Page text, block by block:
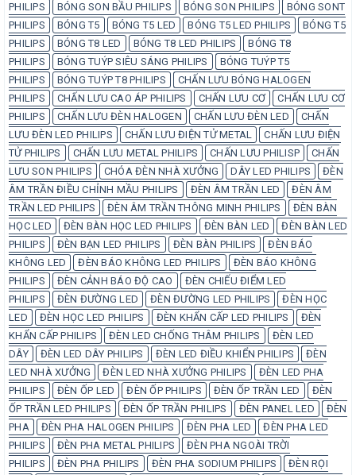
PHILIPS
BÓNG SON BẦU PHILIPS BÓNG SON PHILIPS
BÓNG SONT
PHILIPS
BÓNG T5 BÓNG T5 LED BÓNG T5 LED PHILIPS
BÓNG T5
PHILIPS
BÓNG T8 LED BÓNG T8 LED PHILIPS
BÓNG T8
PHILIPS
BÓNG TUÝP SIÊU SÁNG PHILIPS
BÓNG TUÝP T5
PHILIPS
BÓNG TUÝP T8 PHILIPS
CHẤN LƯU BÓNG HALOGEN
PHILIPS
CHẤN LƯU CAO ÁP PHILIPS CHẤN LƯU CƠ
CHẤN LƯU CƠ
PHILIPS
CHẤN LƯU ĐÈN HALOGEN CHẤN LƯU ĐÈN LED
CHẤN
LƯU ĐÈN LED PHILIPS
CHẤN LƯU ĐIỆN TỬ METAL
CHẤN LƯU ĐIỆN
TỬ PHILIPS
CHẤN LƯU METAL PHILIPS CHẤN LƯU PHILISP
CHẤN
LƯU SON PHILIPS
CHÓA ĐÈN NHÀ XƯỞNG DÂY LED PHILIPS
ĐÈN
ÂM TRẦN ĐIỀU CHỈNH MẦU PHILIPS
ĐÈN ÂM TRẦN LED
ĐÈN ÂM
TRẦN LED PHILIPS
ĐÈN ÂM TRẦN THÔNG MINH PHILIPS
ĐÈN BÀN
HỌC LED
ĐÈN BÀN HỌC LED PHILIPS ĐÈN BÀN LED
ĐÈN BÀN LED
PHILIPS
ĐÈN BẠN LED PHILIPS ĐÈN BÀN PHILIPS
ĐÈN BÁO
KHÔNG LED
ĐÈN BÁO KHÔNG LED PHILIPS
ĐÈN BÁO KHÔNG
PHILIPS
ĐÈN CẢNH BÁO ĐỘ CAO
ĐÈN CHIẾU ĐIỂM LED
PHILIPS
ĐÈN ĐƯỜNG LED ĐÈN ĐƯỜNG LED PHILIPS
ĐÈN HỌC
LED
ĐÈN HỌC LED PHILIPS ĐÈN KHẨN CẤP LED PHILIPS
ĐÈN
KHẨN CẤP PHILIPS
ĐÈN LED CHỐNG THÂM PHILIPS
ĐÈN LED
DÂY
ĐÈN LED DÂY PHILIPS ĐÈN LED ĐIỀU KHIỂN PHILIPS
ĐÈN
LED NHÀ XƯỞNG
ĐÈN LED NHÀ XƯỞNG PHILIPS
ĐÈN LED PHA
PHILIPS
ĐÈN ỐP LED ĐÈN ỐP PHILIPS ĐÈN ỐP TRẦN LED
ĐÈN
ỐP TRẦN LED PHILIPS
ĐÈN ỐP TRẦN PHILIPS ĐÈN PANEL LED
ĐÈN
PHA
ĐÈN PHA HALOGEN PHILIPS ĐÈN PHA LED
ĐÈN PHA LED
PHILIPS
ĐÈN PHA METAL PHILIPS
ĐÈN PHA NGOÀI TRỜI
PHILIPS
ĐÈN PHA PHILIPS ĐÈN PHA SODIUM PHILIPS
ĐÈN RỌI